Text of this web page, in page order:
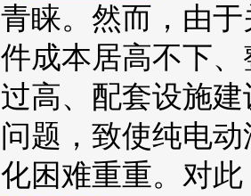
青睐。然而，由
件成本居高不下
过高、配套设施
问题，致使纯电
化困难重重。对此